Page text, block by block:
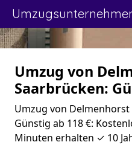
Umzug von
Saarbrücken:
Umzug von
Günstig ab 118 €:
Minuten erhalten ✓ 10